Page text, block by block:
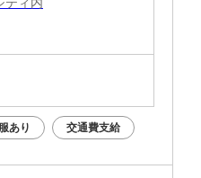
ティ内
あり 交通費支給